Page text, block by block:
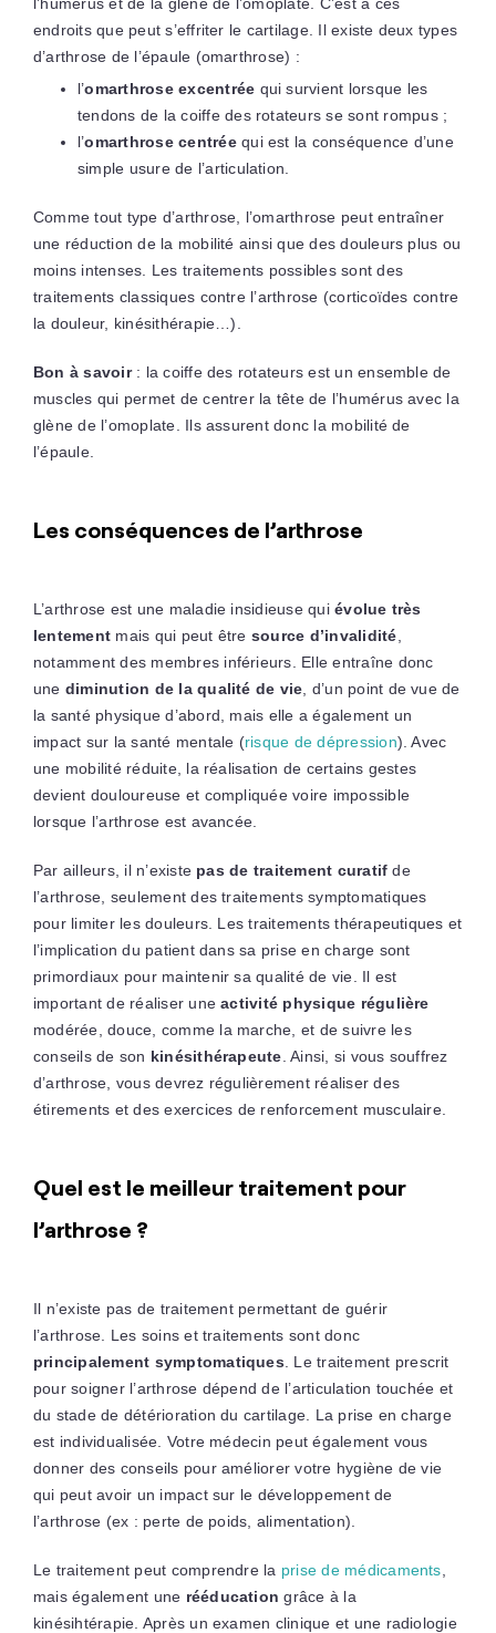
endroits que peut s’effriter le cartilage. Il existe deux types
d’arthrose de l’épaule (omarthrose) :
l’omarthrose excentrée qui survient lorsque les
tendons de la coiffe des rotateurs se sont rompus ;
l’omarthrose centréequi est la conséquence d’une
simple usure de l’articulation.
Comme tout type d’arthrose, l’omarthrose peut entraîner
une réduction de la mobilité ainsi que des douleurs plus ou
moins intenses. Les traitements possibles sont des
traitements classiques contre l’arthrose (corticoïdes contre
la douleur, kinésithérapie…).
Bon à savoir: la coiffe des rotateurs est un ensemble de
muscles qui permet de centrer la tête de l’humérus avec la
glène de l’omoplate. Ils assurent donc la mobilité de
l’épaule.
Les conséquences de l’arthrose
L’arthrose est une maladie insidieuse quiévolue très
lentement mais qui peut être source d’invalidité
notamment des membres inférieurs. Elle entraîne donc
une diminution de la qualité de vie , d’un point de vue de
la santé physique d’abord, mais elle a également un
impact sur la santé mentale (risque de dépression). Avec
une mobilité réduite, la réalisation de certains gestes
devient douloureuse et compliquée voire impossible
lorsque l’arthrose est avancée.
Par ailleurs, il n’existe pas de traitement curatif de
l’arthrose, seulement des traitements symptomatiques
pour limiter les douleurs. Les traitements thérapeutiques et
l’implication du patient dans sa prise en charge sont
primordiaux pour maintenir sa qualité de vie. Il est
important de réaliser uneactivité physique régulière
modérée, douce, comme la marche, et de suivre les
conseils de son kinésithérapeute . Ainsi, si vous souffrez
d’arthrose, vous devrez régulièrement réaliser des
étirements et des exercices de renforcement musculaire.
Quel est le meilleur traitement pour
l’arthrose ?
Il n’existe pas de traitement permettant de guérir
l’arthrose. Les soins et traitements sont donc
principalement symptomatiques . Le traitement prescrit
pour soigner l’arthrose dépend de l’articulation touchée et
du stade de détérioration du cartilage. La prise en charge
est individualisée. Votre médecin peut également vous
donner des conseils pour améliorer votre hygiène de vie
qui peut avoir un impact sur le développement de
l’arthrose (ex : perte de poids, alimentation).
Le traitement peut comprendre la prise de médicaments
mais également une rééducation grâce à la
kinésihtérapie. Après un examen clinique et une radiologie